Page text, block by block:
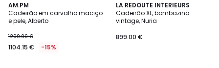
AM.PM
Cadeirão em carvalho maciço
e pele, Alberto
1299.00 €
1104.15 € -15%
4,8
/ 5
LA REDOUTE INTERIEURS
Cadeirão XL, bombazina
vintage, Nuria
899.00 €
5
/
5
4
Cores